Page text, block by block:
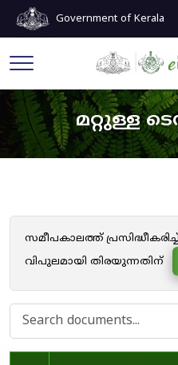
Government of Kerala
മറ്റുള്ള
സമീപകാലത്ത്
വിപുലമായി തിരയുന്നതിന്